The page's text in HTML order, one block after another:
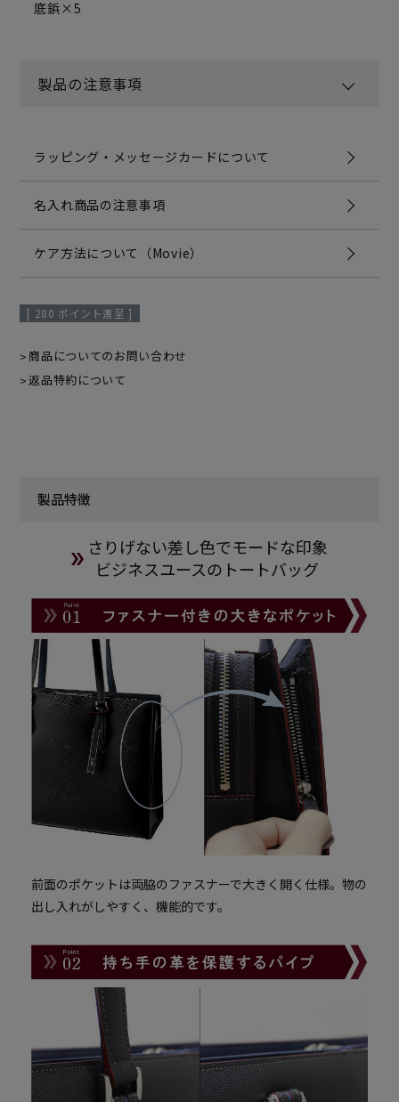
底鋲×5
製品の注意事項
ラッピング・メッセージカードについて
名入れ商品の注意事項
ケア方法について（Movie）
[ 280 ポイント進呈 ]
商品についてのお問い合わせ
返品特約について
製品特徴
さりげない差し色でモードな印象
ビジネスユースのトートバッグ
前面のポケットは両脇のファスナーで大きく開く仕様。 物の
出し入れがしやすく、機能的です。